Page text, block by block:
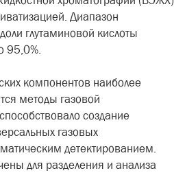
Диапазон
глутаминовой кислоты
95,0%.
компонентов наиболее
методы газовой
создание
газовых
детектированием.
для разделения и анализа